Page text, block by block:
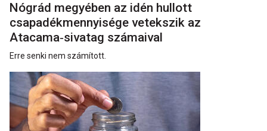
Nógrád megyében az idén hullott
csapadékmennyisége vetekszik az
Atacama‑sivatag számaival
Erre senki nem számított.